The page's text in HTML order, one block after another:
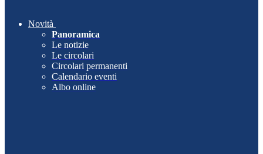
Novità
Panoramica
Le notizie
Le circolari
Circolari permanenti
Calendario eventi
Albo online